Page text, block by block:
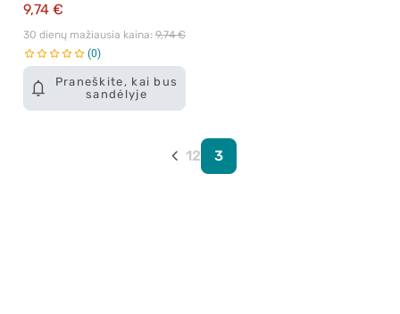
Praneškite, kai bus
sandėlyje
9,74 €
30 dienų mažiausia kaina: 9,74 €
0
12 3